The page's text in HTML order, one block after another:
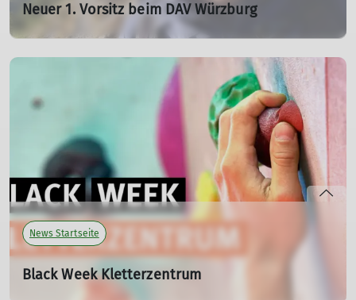
Neuer 1. Vorsitz beim DAV Würzburg
21.11.2025
Wir freuen uns, den neuen ersten Vorsitz Dr. Norbert
Menke beim DAV Würzburg begrüßen zu dürfen!
News Startseite
Black Week Kletterzentrum